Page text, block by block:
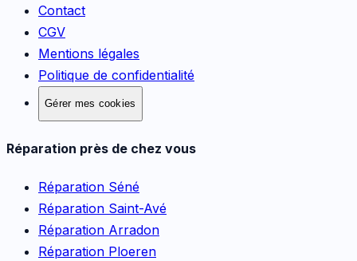
Contact
CGV
Mentions légales
Politique de confidentialité
Gérer mes cookies
Réparation près de chez vous
Réparation Séné
Réparation Saint-Avé
Réparation Arradon
Réparation Ploeren